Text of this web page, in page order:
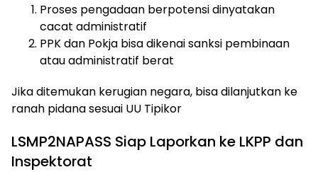
Proses pengadaan berpotensi dinyatakan
cacat administratif
PPK dan Pokja bisa dikenai sanksi pembinaan
atau administratif berat
Jika ditemukan kerugian negara, bisa dilanjutkan ke
ranah pidana sesuai UU Tipikor
LSMP2NAPASS Siap Laporkan ke LKPP dan
Inspektorat